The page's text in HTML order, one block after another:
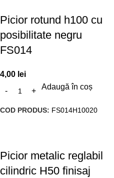
Picior rotund h100 cu
posibilitate negru
FS014
4,00 lei
Adaugă în coș
COD PRODUS: FS014H10020
Picior metalic reglabil
cilindric H50 finisaj